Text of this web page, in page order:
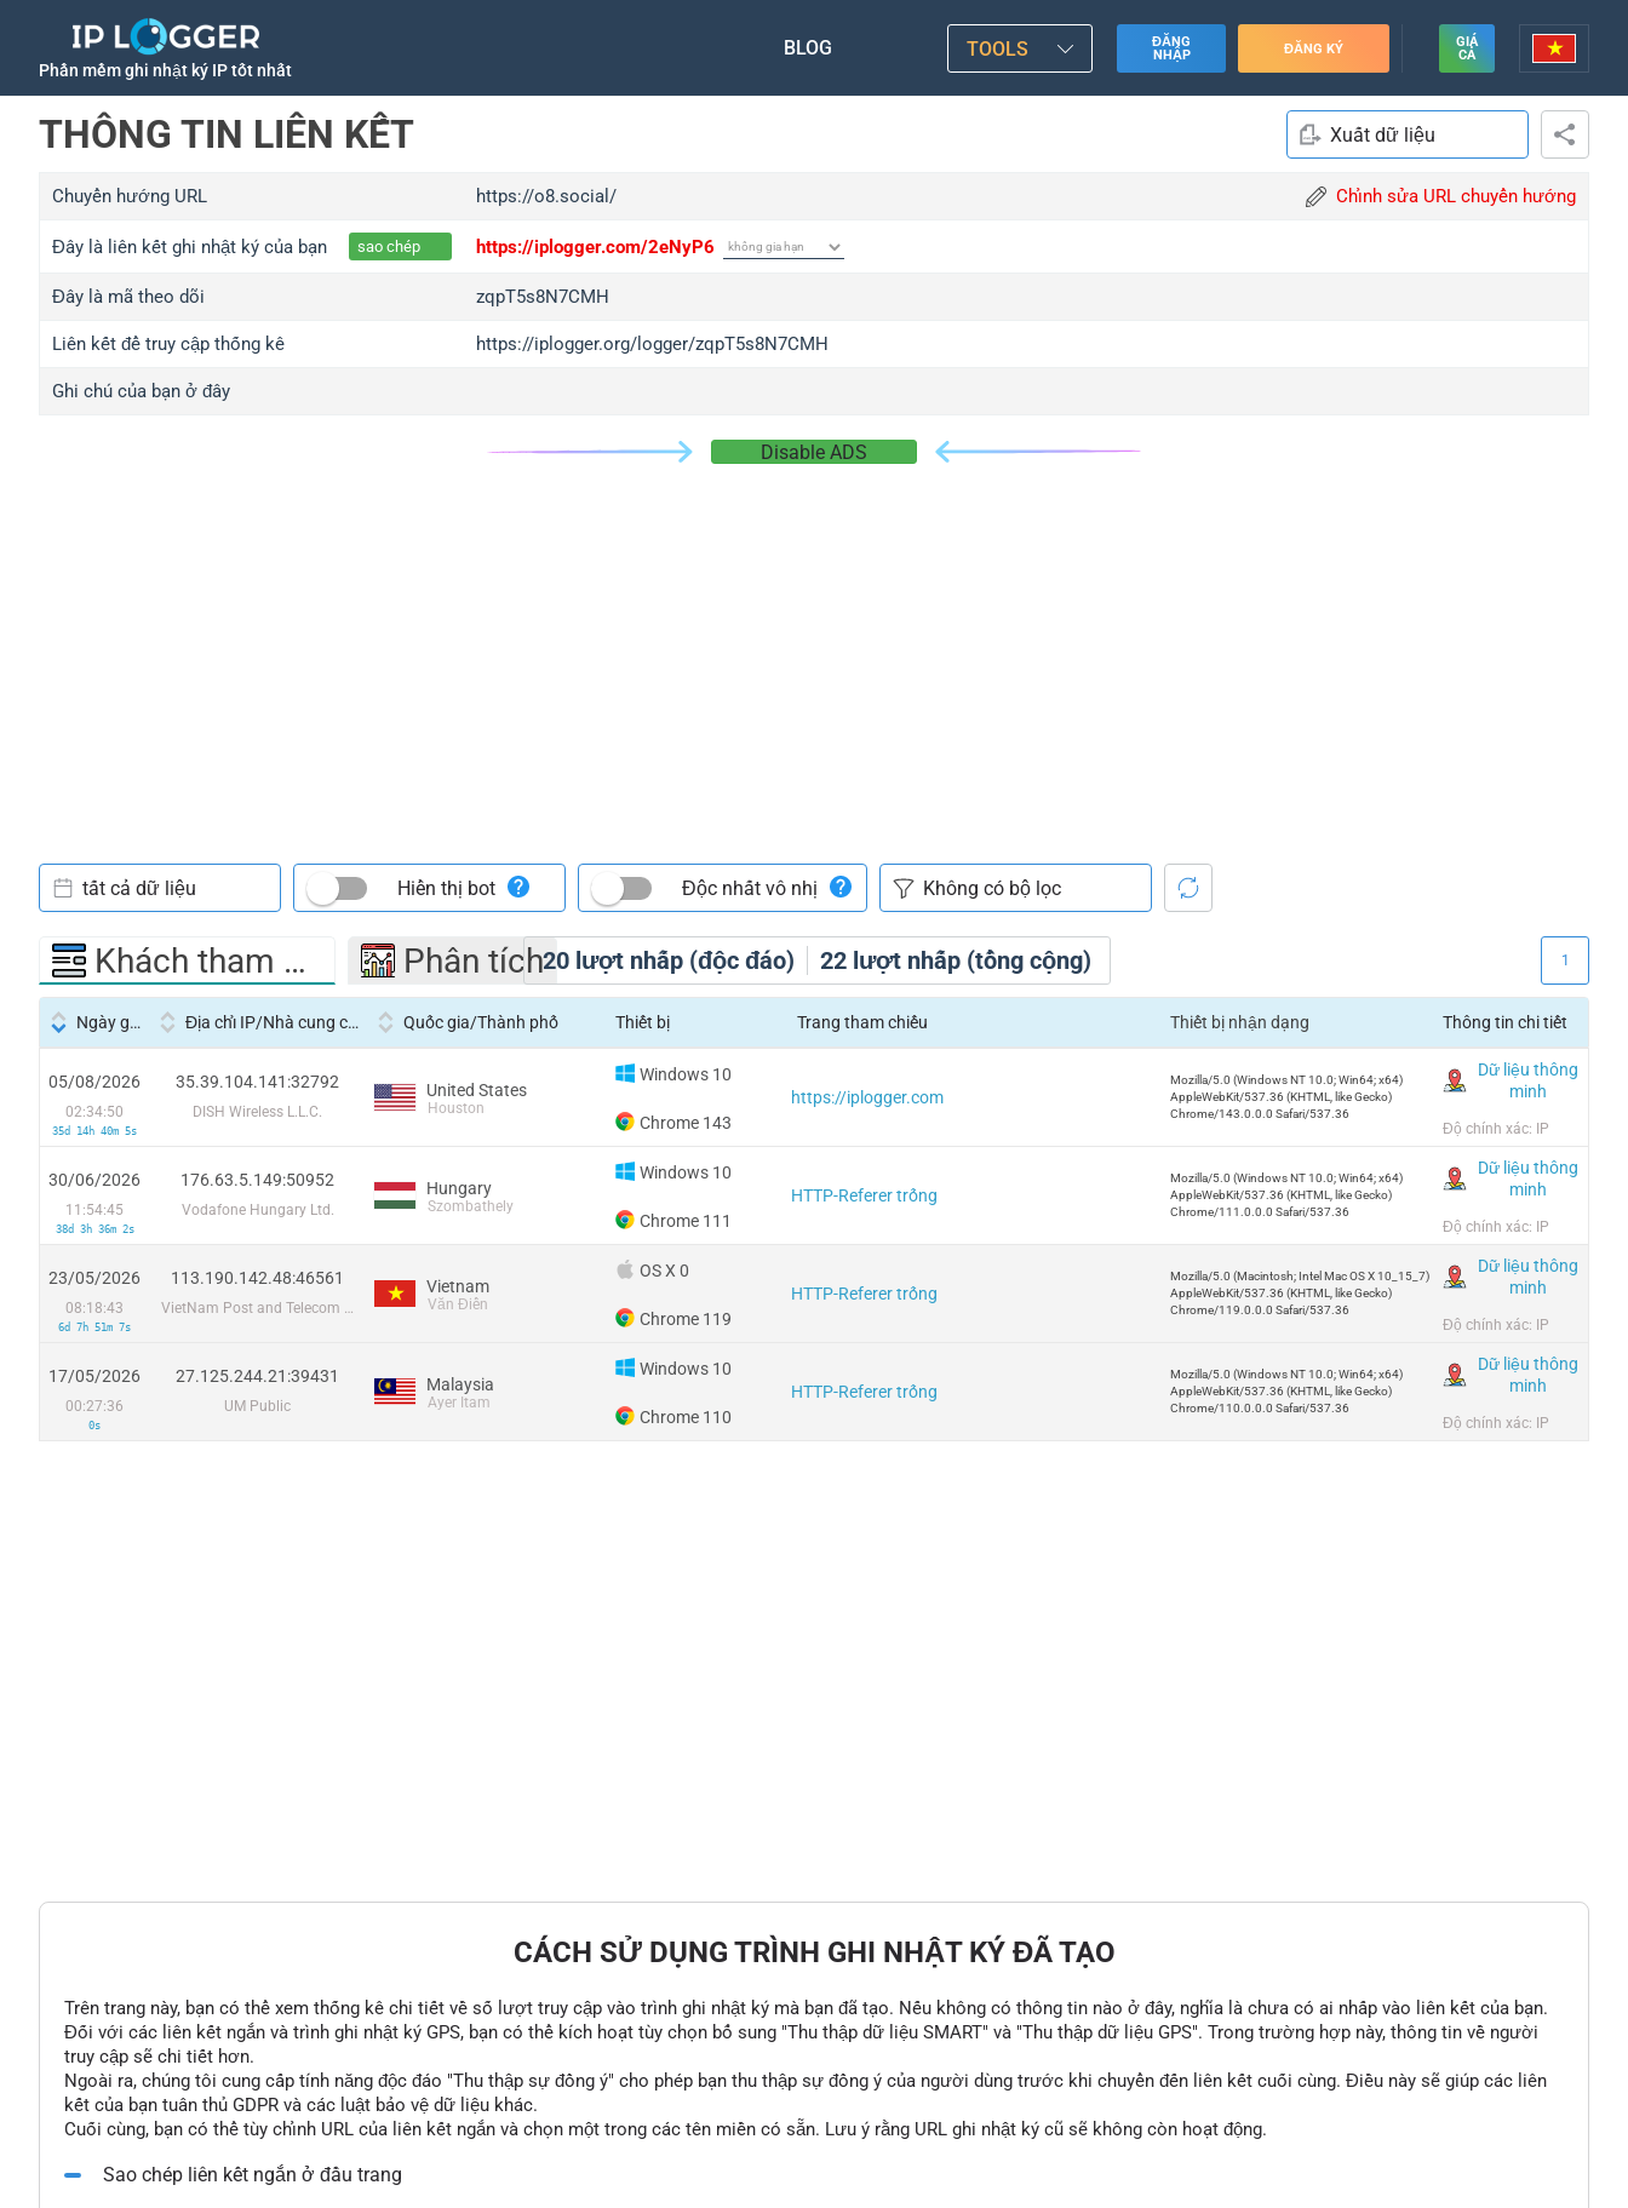
Phần mềm ghi nhật ký IP tốt nhất
BLOG TOOLS
ĐĂNG
NHẬP
ĐĂNG KÝ
GIÁ
CẢ
THÔNG TIN LIÊN KẾT Xuất dữ liệu
Chuyển hướng URL https://o8.social/ Chỉnh sửa URL chuyển hướng
Đây là liên kết ghi nhật ký của bạn sao chép https://iplogger.com/2eNyP6
Đây là mã theo dõi zqpT5s8N7CMH
Liên kết để truy cập thống kê https://iplogger.org/logger/zqpT5s8N7CMH
Ghi chú của bạn ở đây
Disable ADS
20 lượt nhấp (độc đáo) 22 lượt nhấp (tổng cộng)
tất cả dữ liệu Hiển thị bot Độc nhất vô nhị
Khách tham quan Phân tích 1
Ngày giờ Địa chỉ IP/Nhà cung cấp dịch vụ Quốc gia/Thành phố Thiết bị Trang tham chiếu Thiết bị nhận dạng Thông tin chi tiết
05/08/2026
02:34:50
35d 14h 40m 5s
35.39.104.141:32792
DISH Wireless L.L.C.
United States
Houston
Windows 10
Chrome 143
https://iplogger.com
Mozilla/5.0 (Windows NT 10.0; Win64; x64)
AppleWebKit/537.36 (KHTML, like Gecko)
Chrome/143.0.0.0 Safari/537.36
Dữ liệu thông
minh
Độ chính xác: IP
30/06/2026
11:54:45
38d 3h 36m 2s
176.63.5.149:50952
Vodafone Hungary Ltd.
Hungary
Szombathely
Windows 10
Chrome 111
HTTP-Referer trống
Mozilla/5.0 (Windows NT 10.0; Win64; x64)
AppleWebKit/537.36 (KHTML, like Gecko)
Chrome/111.0.0.0 Safari/537.36
Dữ liệu thông
minh
Độ chính xác: IP
23/05/2026
08:18:43
6d 7h 51m 7s
113.190.142.48:46561
VietNam Post and Telecom Corporation
Vietnam
Văn Điển
OS X 0
Chrome 119
HTTP-Referer trống
Mozilla/5.0 (Macintosh; Intel Mac OS X 10_15_7)
AppleWebKit/537.36 (KHTML, like Gecko)
Chrome/119.0.0.0 Safari/537.36
Dữ liệu thông
minh
Độ chính xác: IP
17/05/2026
00:27:36
0s
27.125.244.21:39431
UM Public
Malaysia
Ayer Itam
Windows 10
Chrome 110
HTTP-Referer trống
Mozilla/5.0 (Windows NT 10.0; Win64; x64)
AppleWebKit/537.36 (KHTML, like Gecko)
Chrome/110.0.0.0 Safari/537.36
Dữ liệu thông
minh
Độ chính xác: IP
CÁCH SỬ DỤNG TRÌNH GHI NHẬT KÝ ĐÃ TẠO
Trên trang này, bạn có thể xem thống kê chi tiết về số lượt truy cập vào trình ghi nhật ký mà bạn đã tạo. Nếu không có thông tin nào ở đây, nghĩa là chưa có ai nhấp vào liên kết của bạn.
Đối với các liên kết ngắn và trình ghi nhật ký GPS, bạn có thể kích hoạt tùy chọn bổ sung "Thu thập dữ liệu SMART" và "Thu thập dữ liệu GPS". Trong trường hợp này, thông tin về người
truy cập sẽ chi tiết hơn.
Ngoài ra, chúng tôi cung cấp tính năng độc đáo "Thu thập sự đồng ý" cho phép bạn thu thập sự đồng ý của người dùng trước khi chuyển đến liên kết cuối cùng. Điều này sẽ giúp các liên
kết của bạn tuân thủ GDPR và các luật bảo vệ dữ liệu khác.
Cuối cùng, bạn có thể tùy chỉnh URL của liên kết ngắn và chọn một trong các tên miền có sẵn. Lưu ý rằng URL ghi nhật ký cũ sẽ không còn hoạt động.
Sao chép liên kết ngắn ở đầu trang